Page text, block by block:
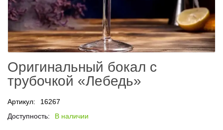
Оригинальный бокал с
трубочкой «Лебедь»
Артикул:
16267
Доступность:
В наличии